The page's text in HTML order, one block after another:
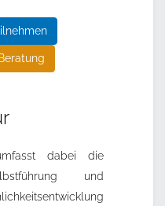
dabei die
und